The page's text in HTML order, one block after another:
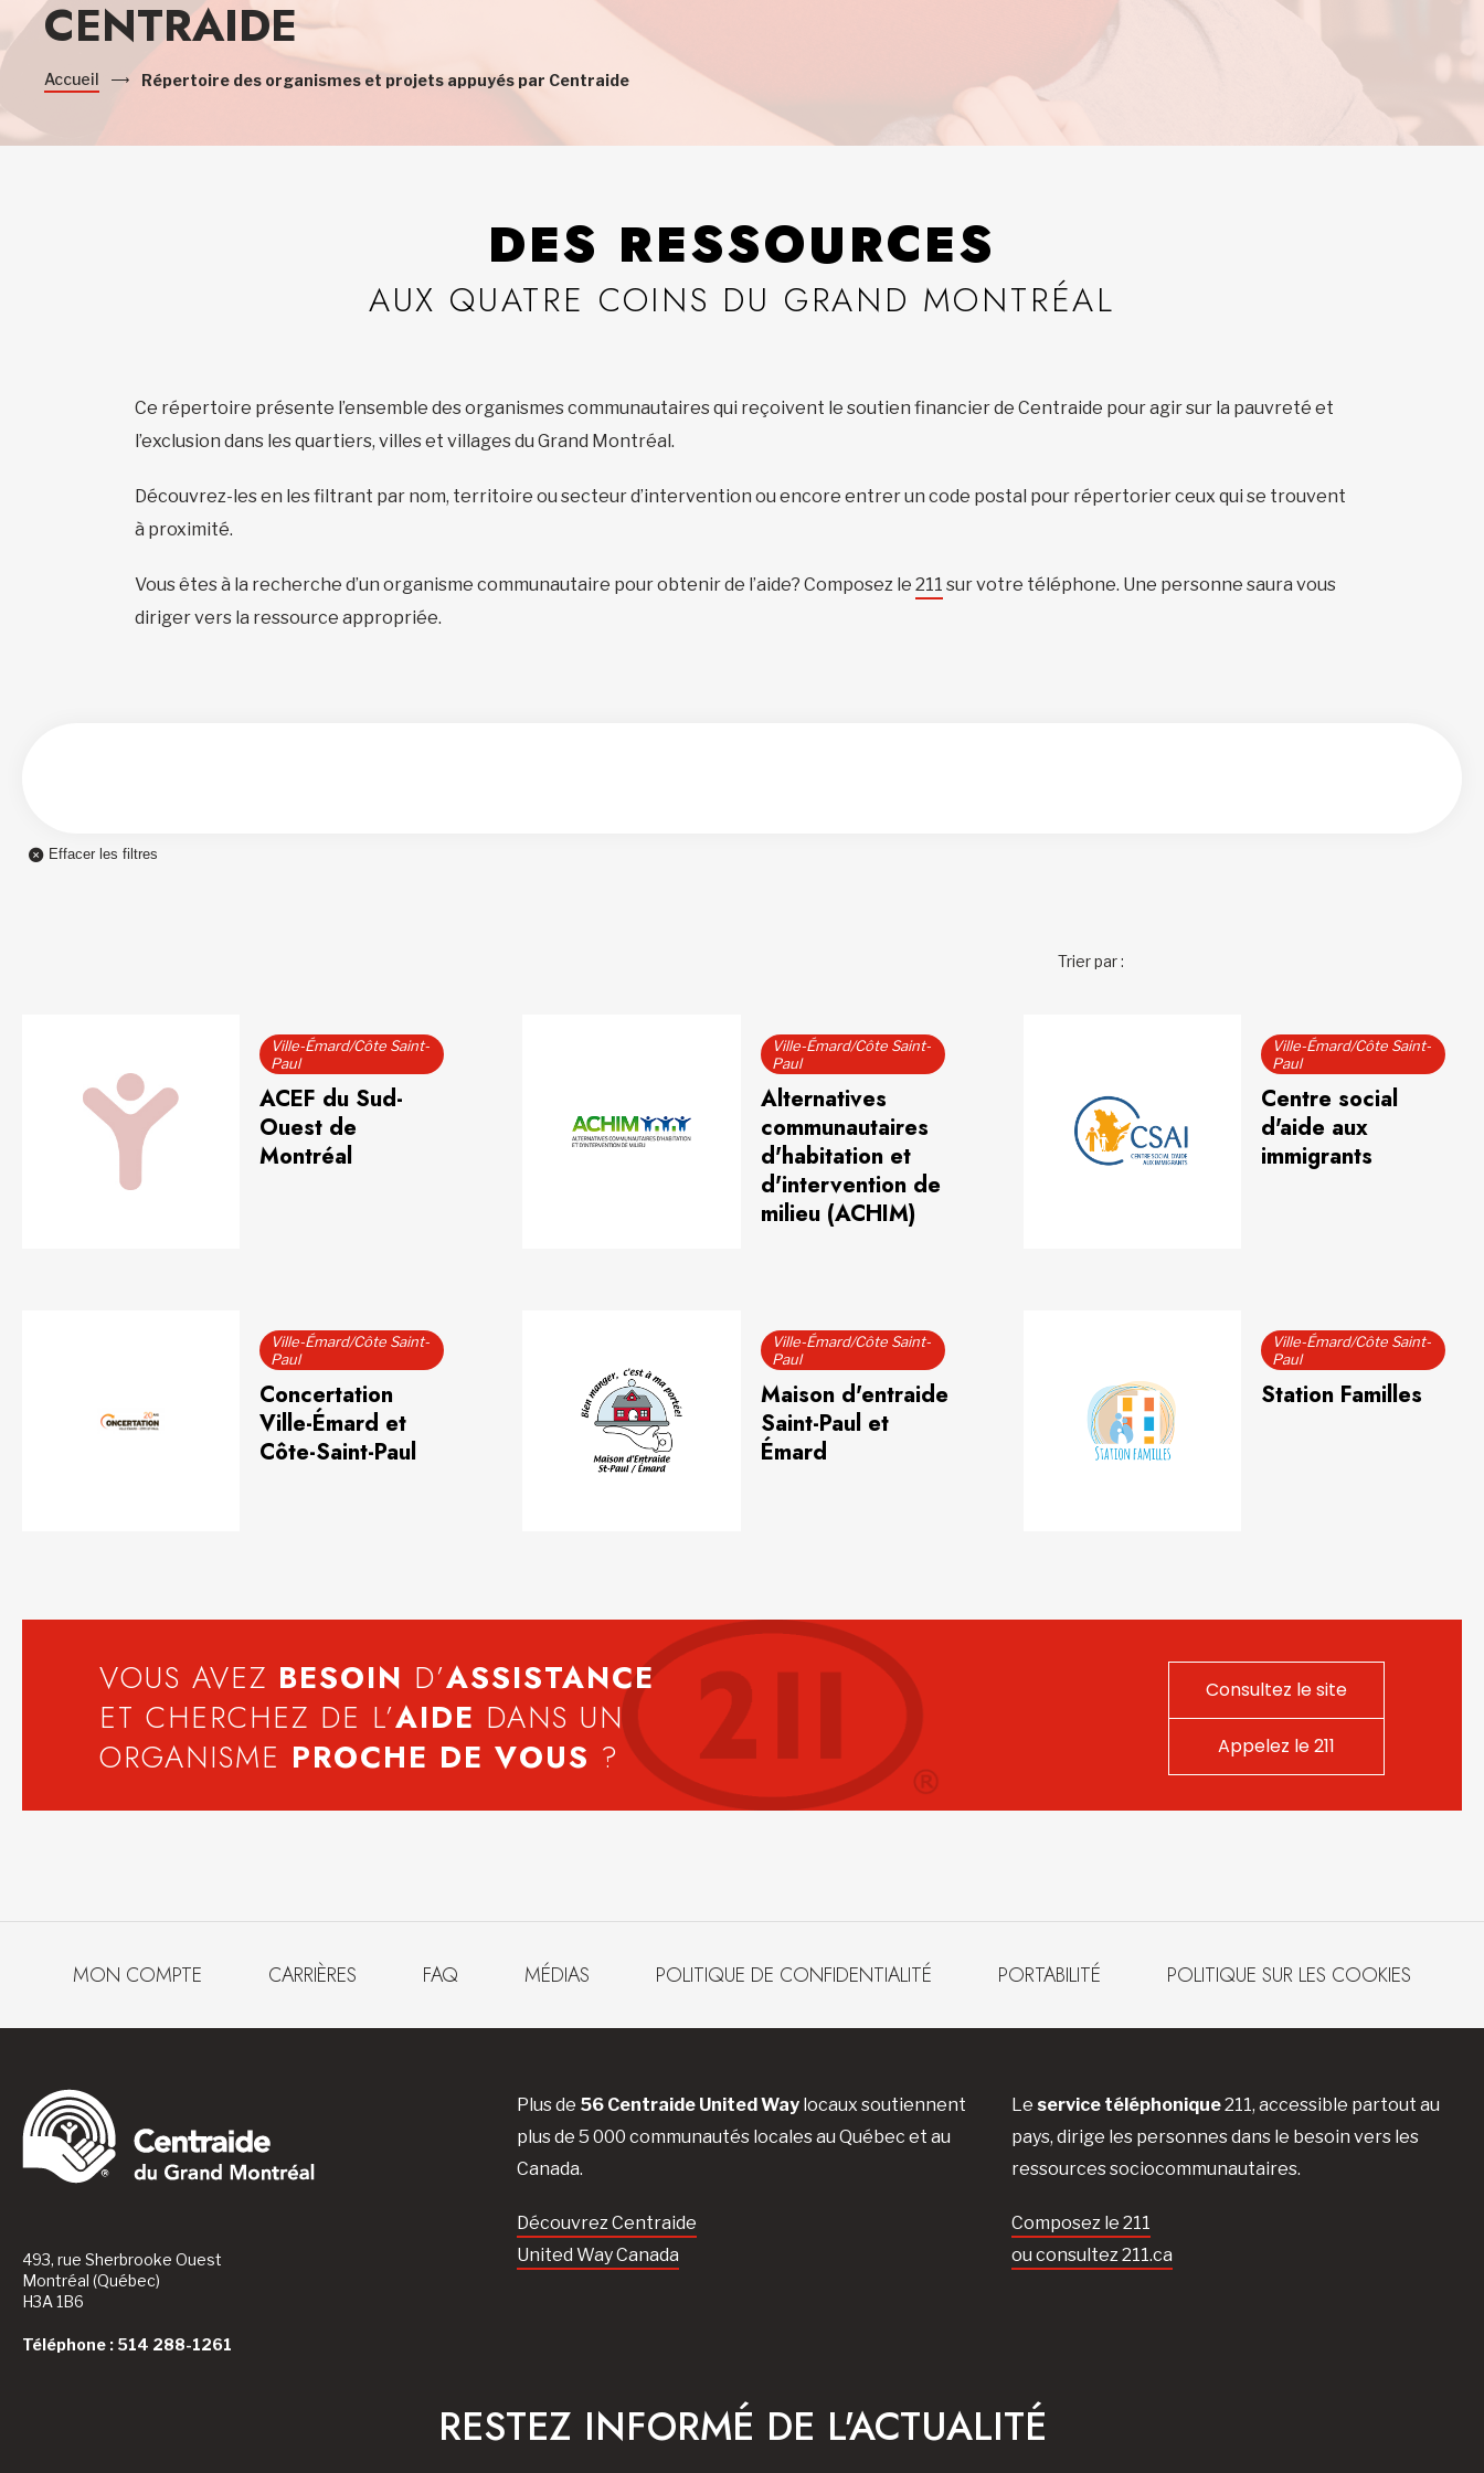
CENTRAIDE
Accueil Répertoire des organismes et projets appuyés par Centraide
DES RESSOURCES
AUX QUATRE COINS DU GRAND MONTRÉAL
Ce répertoire présente l’ensemble des organismes communautaires qui reçoivent le soutien financier de Centraide pour agir sur la pauvreté et
l’exclusion dans les quartiers, villes et villages du Grand Montréal.
Découvrez-les en les filtrant par nom, territoire ou secteur d’intervention ou encore entrer un code postal pour répertorier ceux qui se trouvent
à proximité.
Vous êtes à la recherche d’un organisme communautaire pour obtenir de l’aide? Composez le 211 sur votre téléphone. Une personne saura vous
diriger vers la ressource appropriée.
Effacer les filtres
Trier par :
Ville-Émard/Côte Saint-
Paul
ACEF du Sud-
Ouest de
Montréal
Ville-Émard/Côte Saint-
Paul
Alternatives
communautaires
d'habitation et
d'intervention de
milieu (ACHIM)
Ville-Émard/Côte Saint-
Paul
Centre social
d'aide aux
immigrants
Ville-Émard/Côte Saint-
Paul
Concertation
Ville-Émard et
Côte-Saint-Paul
Ville-Émard/Côte Saint-
Paul
Maison d'entraide
Saint-Paul et
Émard
Ville-Émard/Côte Saint-
Paul
Station Familles
VOUS AVEZ BESOIN D’ASSISTANCE
ET CHERCHEZ DE L’AIDE DANS UN
ORGANISME PROCHE DE VOUS ?
Consultez le site
Appelez le 211
MON COMPTE CARRIÈRES FAQ MÉDIAS POLITIQUE DE CONFIDENTIALITÉ PORTABILITÉ POLITIQUE SUR LES COOKIES
493, rue Sherbrooke Ouest
Montréal (Québec)
H3A 1B6
Téléphone : 514 288-1261
Plus de 56 Centraide United Waylocaux soutiennent
plus de 5 000 communautés locales au Québec et au
Canada.
Découvrez Centraide
United Way Canada
Le service téléphonique211, accessible partout au
pays, dirige les personnes dans le besoin vers les
ressources sociocommunautaires.
Composez le 211
ou consultez 211.ca
RESTEZ INFORMÉ DE L'ACTUALITÉ